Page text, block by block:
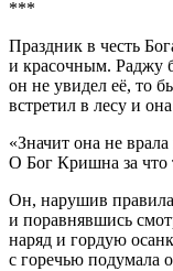
***
Праздник в честь
и красочным. Раджу
он не увидел её, то
встретил в лесу и
«Значит она не
О Бог Кришна за что
Он, нарушив
и поравнявшись
наряд и гордую
с горечью подумала